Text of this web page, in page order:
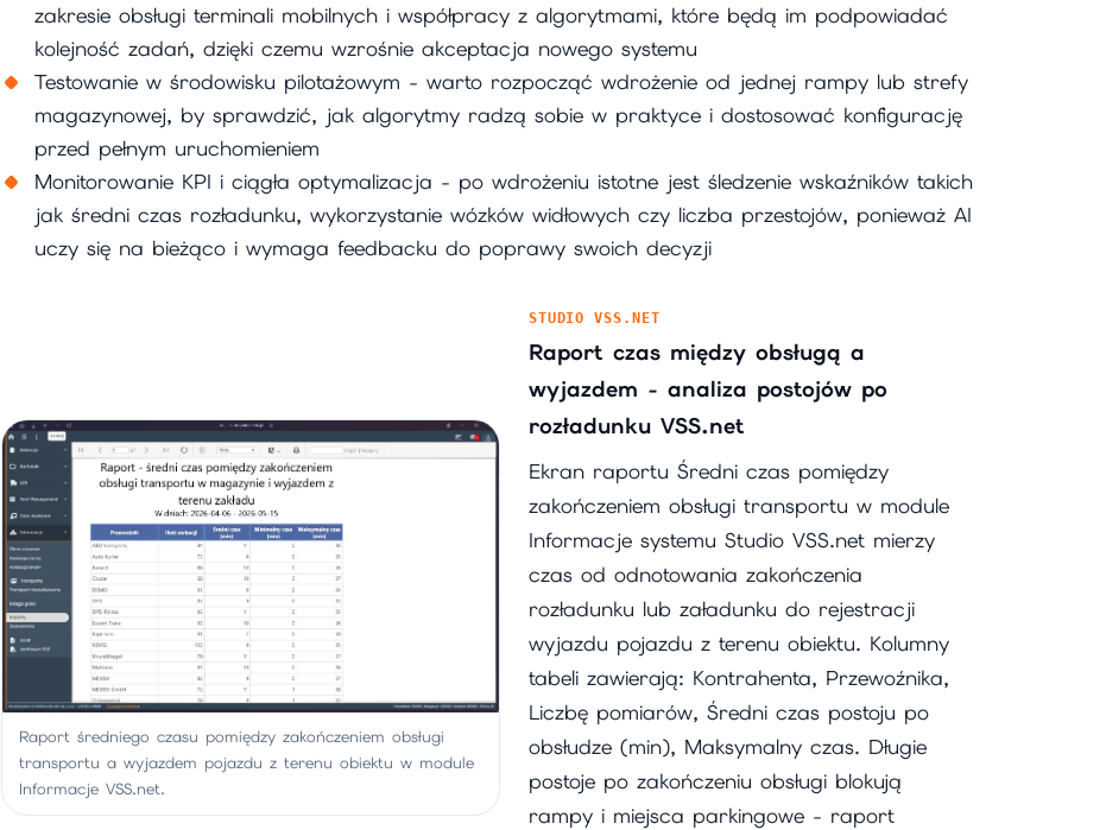
zakresie obsługi terminali mobilnych i współpracy z algorytmami, które będą im podpowiadać
kolejność zadań, dzięki czemu wzrośnie akceptacja nowego systemu
Testowanie w środowisku pilotażowym - warto rozpocząć wdrożenie od jednej rampy lub strefy
magazynowej, by sprawdzić, jak algorytmy radzą sobie w praktyce i dostosować konfigurację
przed pełnym uruchomieniem
Monitorowanie KPI i ciągła optymalizacja - po wdrożeniu istotne jest śledzenie wskaźników takich
jak średni czas rozładunku, wykorzystanie wózków widłowych czy liczba przestojów, ponieważ AI
uczy się na bieżąco i wymaga feedbacku do poprawy swoich decyzji
Raport średniego czasu pomiędzy zakończeniem obsługi
transportu a wyjazdem pojazdu z terenu obiektu w module
Informacje VSS.net.
STUDIO VSS.NET
Raport czas między obsługą a
wyjazdem - analiza postojów po
rozładunku VSS.net
Ekran raportu Średni czas pomiędzy
zakończeniem obsługi transportu w module
Informacje systemu Studio VSS.net mierzy
czas od odnotowania zakończenia
rozładunku lub załadunku do rejestracji
wyjazdu pojazdu z terenu obiektu. Kolumny
tabeli zawierają: Kontrahenta, Przewoźnika,
Liczbę pomiarów, Średni czas postoju po
obsłudze (min), Maksymalny czas. Długie
postoje po zakończeniu obsługi blokują
rampy i miejsca parkingowe - raport